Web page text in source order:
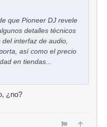
que Pioneer DJ revele
detalles técnicos
interfaz de audio,
así como el precio
en tiendas...
¿no?